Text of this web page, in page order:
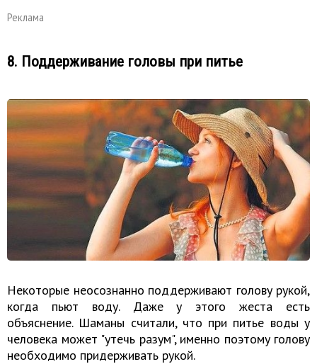
Реклама
8. Поддерживание головы при питье
Некоторые неосознанно поддерживают голову рукой,
когда пьют воду. Даже у этого жеста есть
объяснение. Шаманы считали, что при питье воды у
человека может "утечь разум", именно поэтому голову
необходимо придерживать рукой.